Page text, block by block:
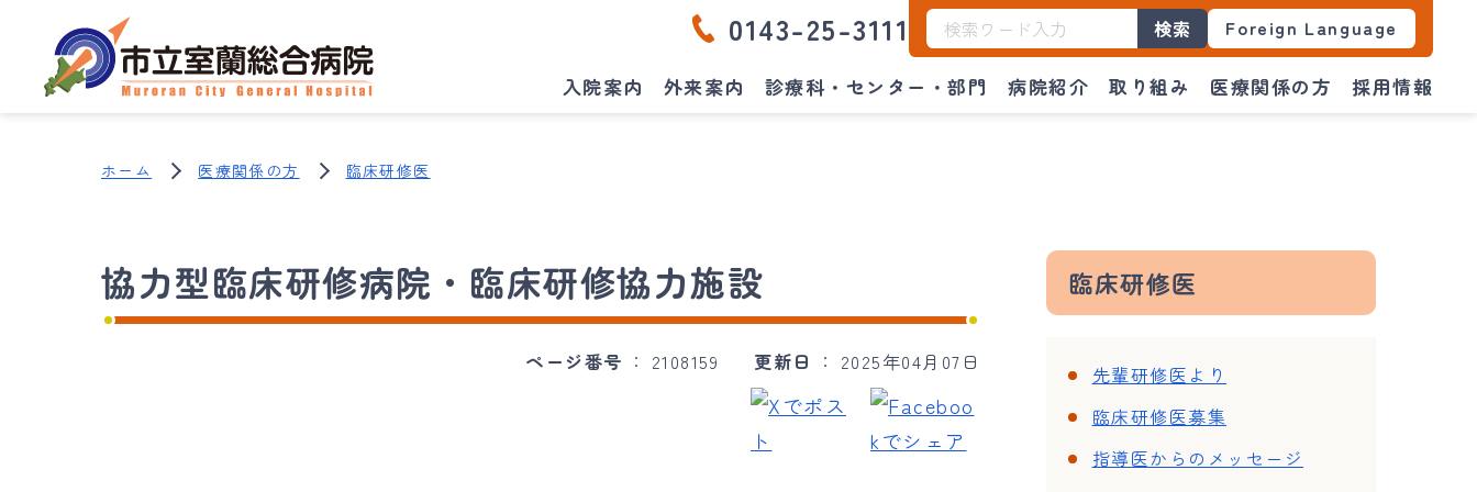
入院案内 外来案内 診療科・センター・部門 病院紹介 取り組み 医療関係の方 採用情報
0143-25-3111 検索 Foreign Language
ホーム 医療関係の方 臨床研修医
協力型臨床研修病院・臨床研修協力施設
ページ番号 2108159 更新日 2025年04月07日
臨床研修医
先輩研修医より
臨床研修医募集
指導医からのメッセージ